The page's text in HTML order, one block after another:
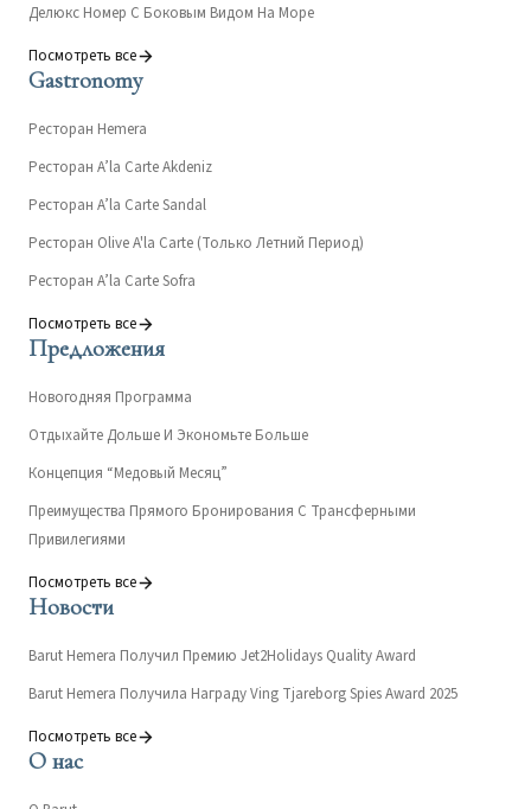
Делюкс Номер С Боковым Видом На Море
Посмотреть все
Gastronomy
Ресторан Hemera
Ресторан A’la Carte Akdeniz
Ресторан A’la Carte Sandal
Ресторан Olive A'la Carte (Только Летний Период)
Ресторан A’la Carte Sofra
Посмотреть все
Предложения
Новогодняя Программа
Отдыхайте Дольше И Экономьте Больше
Концепция “Медовый Месяц”
Преимущества Прямого Бронирования С Трансферными
Привилегиями
Посмотреть все
Новости
Barut Hemera Получил Премию Jet2Holidays Quality Award
Barut Hemera Получила Награду Ving Tjareborg Spies Award 2025
Посмотреть все
О нас